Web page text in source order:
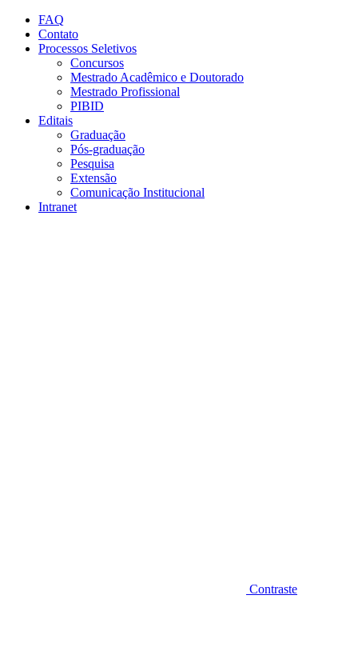
Conteúdo principal
FAQ
Contato
Processos Seletivos
Concursos
Mestrado Acadêmico e Doutorado
Mestrado Profissional
PIBID
Editais
Graduação
Pós-graduação
Pesquisa
Extensão
Comunicação Institucional
Intranet
Contraste